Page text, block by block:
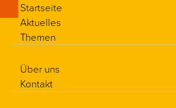
Startseite
Aktuelles
Themen
Über uns
Kontakt